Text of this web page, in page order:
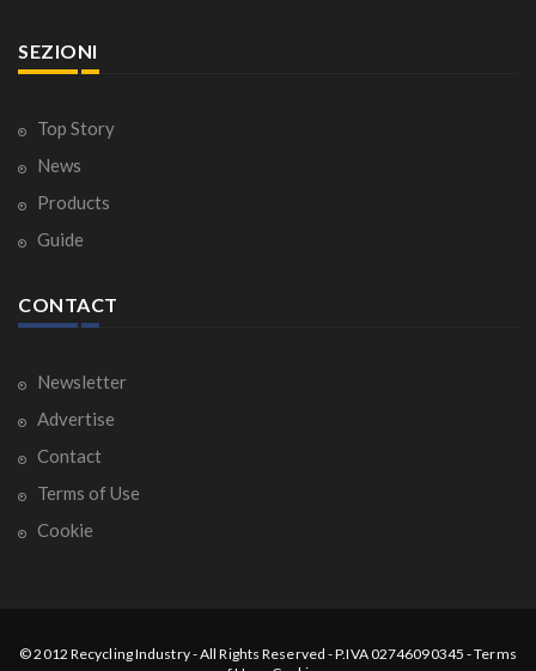
SEZIONI
Top Story
News
Products
Guide
CONTACT
Newsletter
Advertise
Contact
Terms of Use
Cookie
© 2012 Recycling Industry-All Rights Reserved - P.IVA 02746090345 -Terms